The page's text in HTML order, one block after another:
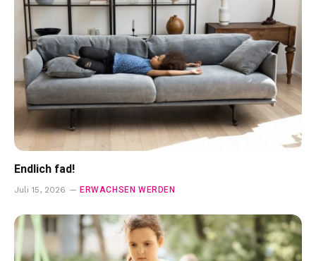
Endlich fad!
Juli 15, 2026 ERWACHSEN WERDEN